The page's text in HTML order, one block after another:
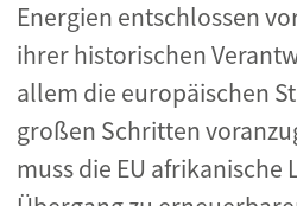
Energien entschlossen
ihrer historischen
allem die europäischen
großen Schritten
muss die EU afrikanische